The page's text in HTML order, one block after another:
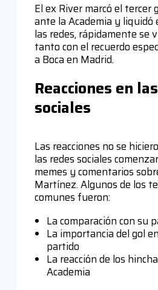
El ex River marcó el tercer
ante la Academia y liquidó
las redes, rápidamente se
tanto con el recuerdo
a Boca en Madrid.
Reacciones en
sociales
Las reacciones no se
las redes sociales
memes y comentarios
Martínez. Algunos de los
comunes fueron:
La comparación con su
La importancia del gol
partido
La reacción de los
Academia